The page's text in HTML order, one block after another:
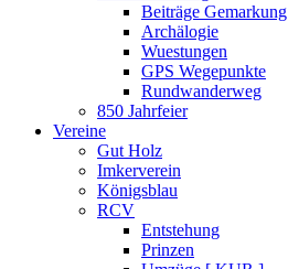
Beiträge Gemarkung
Archälogie
Wuestungen
GPS Wegepunkte
Rundwanderweg
850 Jahrfeier
Vereine
Gut Holz
Imkerverein
Königsblau
RCV
Entstehung
Prinzen